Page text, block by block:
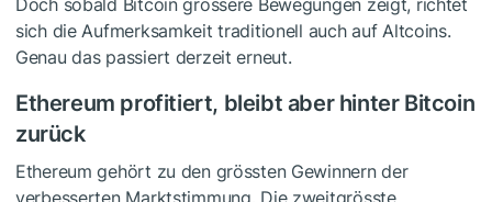
Doch sobald Bitcoin grössere Bewegungen zeigt, richtet
sich die Aufmerksamkeit traditionell auch auf Altcoins.
Genau das passiert derzeit erneut.
Ethereum profitiert, bleibt aber hinter Bitcoin
zurück
Ethereum gehört zu den grössten Gewinnern der